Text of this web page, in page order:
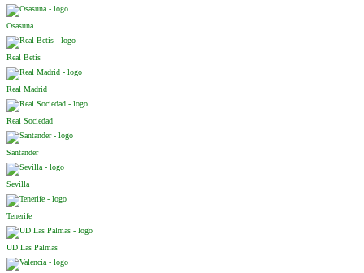
Osasuna
Real Betis
Real Madrid
Real Sociedad
Santander
Sevilla
Tenerife
UD Las Palmas